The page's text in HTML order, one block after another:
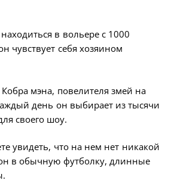
в вольере с 1000
чувствует себя хозяином
мэна, повелителя змей на
день он выбирает из тысячи
своего шоу.
увидеть, что на нем нет никакой
в обычную футболку, длинные